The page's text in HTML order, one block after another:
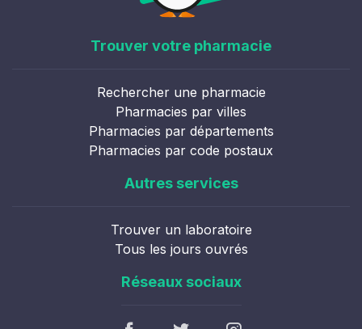
Trouver votre pharmacie
Rechercher une pharmacie
Pharmacies par villes
Pharmacies par départements
Pharmacies par code postaux
Autres services
Trouver un laboratoire
Tous les jours ouvrés
Réseaux sociaux